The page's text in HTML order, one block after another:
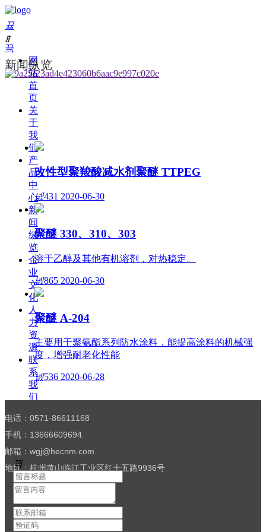
끀
ꁲ
网
站
首
页
关
于
我
们
产
品
中
心
新
闻
纵
览
企
业
文
化
人
力
资
源
联
系
我
们
끅
新闻纵览
ꀒ
改性型聚羧酸减水剂聚醚 TTPEG
넶431 2020-06-30
聚醚 330、310、303
溶于乙醇及其他有机溶剂，对热稳定。
넶865 2020-06-30
聚醚 A-204
主要用于聚氨酯系列防水涂料，能提高涂料的机械强
度，增强耐老化性能
넶536 2020-06-28
电话：0571-86611168
手机：13666609694
邮箱：wgj@hecnm.com
地址：杭州萧山临江工业区红十五路9936号
끸